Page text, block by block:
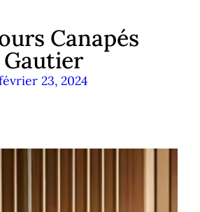
Canapés
Gautier
23, 2024